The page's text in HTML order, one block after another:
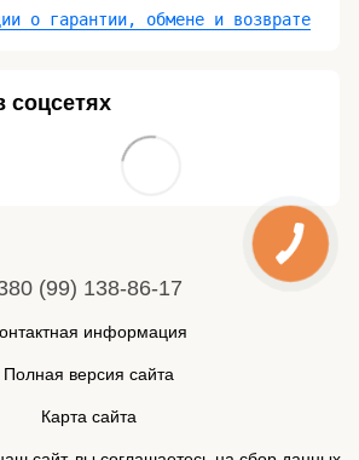
о гарантии, обмене и возврате
соцсетях
(99) 138-86-17
информация
Полная версия сайта
Карта сайта